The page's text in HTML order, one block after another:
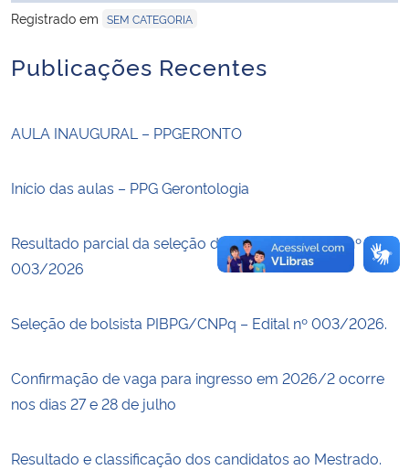
Gabinete de Segurança Institucional
Advocacia-Geral da União
Registrado em SEM CATEGORIA
Publicações Recentes
AULA INAUGURAL – PPGERONTO
Início das aulas – PPG Gerontologia
Resultado parcial da seleção de bolsistas – Edital nº
003/2026
Seleção de bolsista PIBPG/CNPq – Edital nº 003/2026.
Confirmação de vaga para ingresso em 2026/2 ocorre
nos dias 27 e 28 de julho
Resultado e classificação dos candidatos ao Mestrado.